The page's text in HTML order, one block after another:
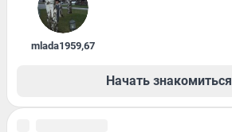
mlada1959,67
Начать знакомиться